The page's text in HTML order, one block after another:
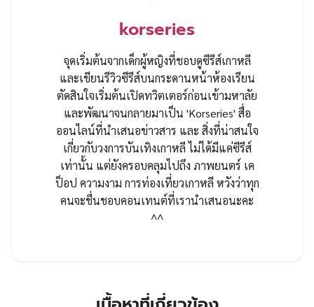
korseries
จุดเริ่มต้นจากเด็กผู้หญิงที่ชอบดูซีรีส์เกาหลี
และเขียนรีวิวซีรีส์บนกระดานหน้าห้องเรียน
ตัดสินใจเริ่มต้นเปิดทวิตเตอร์ก่อนเข้ามหาลัย
และพัฒนาจนกลายมาเป็น 'Korseries' สื่อ
ออนไลน์ที่นำเสนอข่าวสาร และ สิ่งที่น่าสนใจ
เกี่ยวกับวงการบันเทิงเกาหลี ไม่ได้มีแค่ซีรีส์
เท่านั้น แต่ยังครอบคลุมไปถึง ภาพยนตร์ เค
ป็อป ความงาม การท่องเที่ยวเกาหลี หวังว่าทุก
คนจะชื่นชอบคอนเทนต์ที่เรานำเสนอนะคะ
^^